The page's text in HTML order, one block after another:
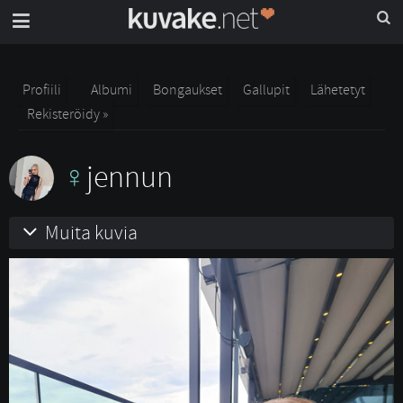
Profiili Albumi Bongaukset Gallupit
Lähetetyt
Rekisteröidy »
jennun
Muita kuvia